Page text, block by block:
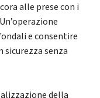
alle prese con i
e consentire
senza
della